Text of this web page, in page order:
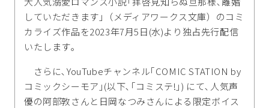
していただきます｣（メディアワークス文庫）のコミ
カライズ作品を2023年7月5日(水)より独占先行配信
いたします｡
さらに､YouTubeチャンネル｢COMIC STATION by
コミックシーモア｣(以下､｢コミステ!｣) にて､人気声
優の阿部敦さんと日岡なつみさんによる限定ボイス